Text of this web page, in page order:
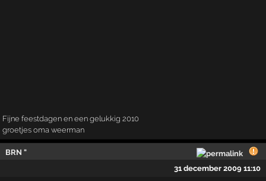
Fijne feestdagen en een gelukkig 2010
groetjes oma weerman
BRN "
31 december 2009 11:10